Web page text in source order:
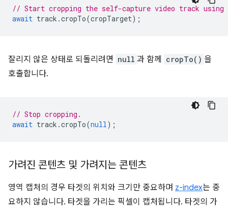
// Start cropping the self-capture video track using
await track .cropTo(cropTarget);
잘리지 않은 상태로 되돌리려면 null 과 함께 cropTo() 을
호출합니다.
// Stop cropping.
await track .cropTo(null );
가려진 콘텐츠 및 가려지는 콘텐츠
영역 캡처의 경우 타겟의 위치와 크기만 중요하며 z-index는 중
요하지 않습니다. 타겟을 가리는 픽셀이 캡처됩니다. 타겟의 가